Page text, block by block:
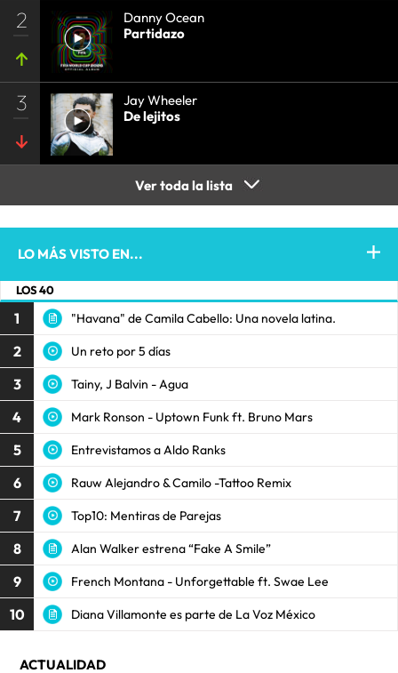
2
Danny Ocean
Partidazo
3
Jay Wheeler
De lejitos
Ver toda la lista
LO MÁS VISTO EN...
LOS 40
1 "Havana" de Camila Cabello: Una novela latina.
2 Un reto por 5 días
3 Tainy, J Balvin - Agua
4 Mark Ronson - Uptown Funk ft. Bruno Mars
5 Entrevistamos a Aldo Ranks
6 Rauw Alejandro & Camilo -Tattoo Remix
7 Top10: Mentiras de Parejas
8 Alan Walker estrena “Fake A Smile”
9 French Montana - Unforgettable ft. Swae Lee
10 Diana Villamonte es parte de La Voz México
ACTUALIDAD